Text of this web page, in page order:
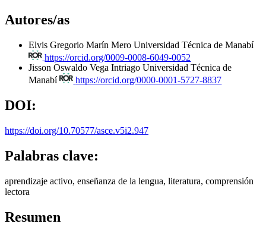
Autores/as
Elvis Gregorio Marín Mero Universidad Técnica de Manabí
https://orcid.org/0009-0008-6049-0052
Jisson Oswaldo Vega Intriago Universidad Técnica de
Manabí
https://orcid.org/0000-0001-5727-8837
DOI:
https://doi.org/10.70577/asce.v5i2.947
Palabras clave:
aprendizaje activo, enseñanza de la lengua, literatura, comprensión
lectora
Resumen